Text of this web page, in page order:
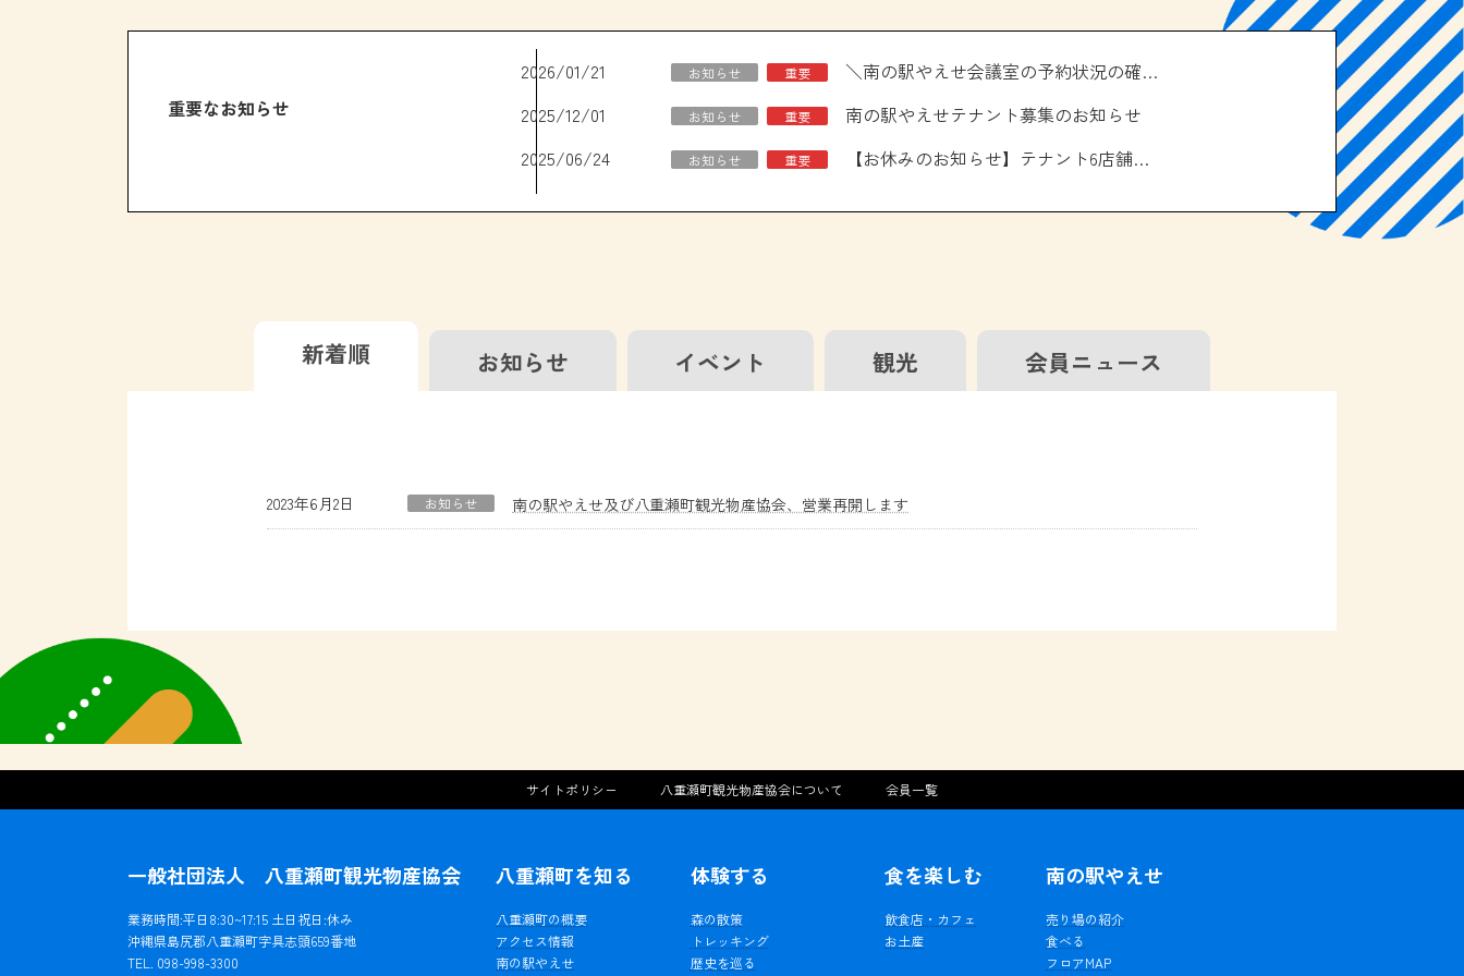
重要なお知らせ
2026/01/21 お知らせ 重要
＼南の駅やえせ会議室の予約状況の確認はこちら！／
2025/12/01
お知らせ 重要
南の駅やえせテナント募集のお知らせ
2025/06/24
お知らせ 重要 【お休みのお知らせ】テナント6店舗、エアコン取り換え工事について
新着順 お知らせ イベント 観光 会員ニュース
2023年6月2日 お知らせ 南の駅やえせ及び八重瀬町観光物産協会、営業再開します
サイトポリシー 八重瀬町観光物産協会について 会員一覧
一般社団法人 八重瀬町観光物産協会
業務時間:平日8:30~17:15 土日祝日:休み
沖縄県島尻郡八重瀬町字具志頭659番地
TEL. 098-998-3300
八重瀬町を知る
八重瀬町の概要
アクセス情報
南の駅やえせ
体験する
森の散策
トレッキング
歴史を巡る
食を楽しむ
飲食店・カフェ
お土産
南の駅やえせ
売り場の紹介
食べる
フロアMAP